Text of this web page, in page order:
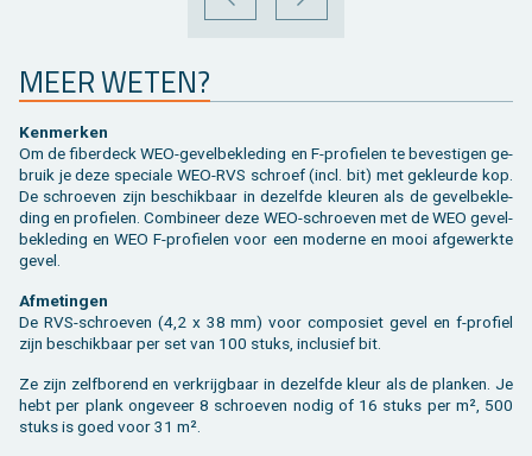
VORIGE VOLGENDE
MEER WETEN?
Ken­mer­ken
Om de fi­ber­deck WEO-ge­vel­be­kle­ding en F-pro­fie­len te be­ves­ti­gen ge­
bruik je deze spe­ci­a­le WEO-RVS schroef (incl. bit) met ge­kleur­de kop.
De schroe­ven zijn be­schik­baar in de­zelf­de kleu­ren als de ge­vel­be­kle­
ding en pro­fie­len. Com­bi­neer deze WEO-schroe­ven met de WEO ge­vel­
be­kle­ding en WEO F-pro­fie­len voor een mo­der­ne en mooi af­ge­werk­te
gevel.
Af­me­tin­gen
De RVS-schroe­ven (4,2 x 38 mm) voor com­po­siet gevel en f-pro­fiel
zijn be­schik­baar per set van 100 stuks, in­clu­sief bit.
Ze zijn zelf­bo­rend en ver­krijg­baar in de­zelf­de kleur als de plan­ken. Je
hebt per plank on­ge­veer 8 schroe­ven nodig of 16 stuks per m², 500
stuks is goed voor 31 m².